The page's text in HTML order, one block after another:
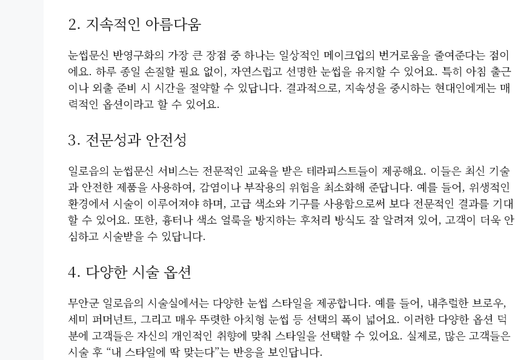
2. 지속적인 아름다움
눈썹문신 반영구화의 가장 큰 장점 중 하나는 일상적인 메이크업의 번거로움을 줄여준다는 점이
에요. 하루 종일 손질할 필요 없이, 자연스럽고 선명한 눈썹을 유지할 수 있어요. 특히 아침 출근
이나 외출 준비 시 시간을 절약할 수 있답니다. 결과적으로, 지속성을 중시하는 현대인에게는 매
력적인 옵션이라고 할 수 있어요.
3. 전문성과 안전성
일로읍의 눈썹문신 서비스는 전문적인 교육을 받은 테라피스트들이 제공해요. 이들은 최신 기술
과 안전한 제품을 사용하여, 감염이나 부작용의 위험을 최소화해 준답니다. 예를 들어, 위생적인
환경에서 시술이 이루어져야 하며, 고급 색소와 기구를 사용함으로써 보다 전문적인 결과를 기대
할 수 있어요. 또한, 흉터나 색소 얼룩을 방지하는 후처리 방식도 잘 알려져 있어, 고객이 더욱 안
심하고 시술받을 수 있답니다.
4. 다양한 시술 옵션
무안군 일로읍의 시술실에서는 다양한 눈썹 스타일을 제공합니다. 예를 들어, 내추럴한 브로우,
세미 퍼머넌트, 그리고 매우 뚜렷한 아치형 눈썹 등 선택의 폭이 넓어요. 이러한 다양한 옵션 덕
분에 고객들은 자신의 개인적인 취향에 맞춰 스타일을 선택할 수 있어요. 실제로, 많은 고객들은
시술 후 “내 스타일에 딱 맞는다”는 반응을 보인답니다.